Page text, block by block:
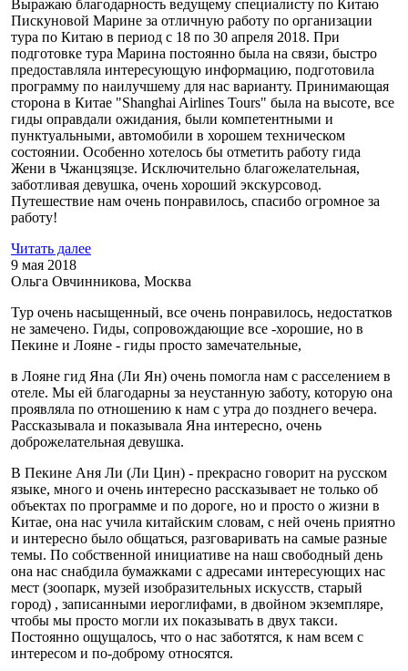
Выражаю благодарность ведущему специалисту по Китаю
Пискуновой Марине за отличную работу по организации
тура по Китаю в период с 18 по 30 апреля 2018. При
подготовке тура Марина постоянно была на связи, быстро
предоставляла интересующую информацию, подготовила
программу по наилучшему для нас варианту. Принимающая
сторона в Китае "Shanghai Airlines Tours" была на высоте, все
гиды оправдали ожидания, были компетентными и
пунктуальными, автомобили в хорошем техническом
состоянии. Особенно хотелось бы отметить работу гида
Жени в Чжанцзяцзе. Исключительно благожелательная,
заботливая девушка, очень хороший экскурсовод.
Путешествие нам очень понравилось, спасибо огромное за
работу!
Читать далее
9 мая 2018
Ольга Овчинникова, Москва
Тур очень насыщенный, все очень понравилось, недостатков
не замечено. Гиды, сопровождающие все -хорошие, но в
Пекине и Лояне - гиды просто замечательные,
в Лояне гид Яна (Ли Ян) очень помогла нам с расселением в
отеле. Мы ей благодарны за неустанную заботу, которую она
проявляла по отношению к нам с утра до позднего вечера.
Рассказывала и показывала Яна интересно, очень
доброжелательная девушка.
В Пекине Аня Ли (Ли Цин) - прекрасно говорит на русском
языке, много и очень интересно рассказывает не только об
объектах по программе и по дороге, но и просто о жизни в
Китае, она нас учила китайским словам, с ней очень приятно
и интересно было общаться, разговаривать на самые разные
темы. По собственной инициативе на наш свободный день
она нас снабдила бумажками с адресами интересующих нас
мест (зоопарк, музей изобразительных искусств, старый
город) , записанными иероглифами, в двойном экземпляре,
чтобы мы просто могли их показывать в двух такси.
Постоянно ощущалось, что о нас заботятся, к нам всем с
интересом и по-доброму относятся.